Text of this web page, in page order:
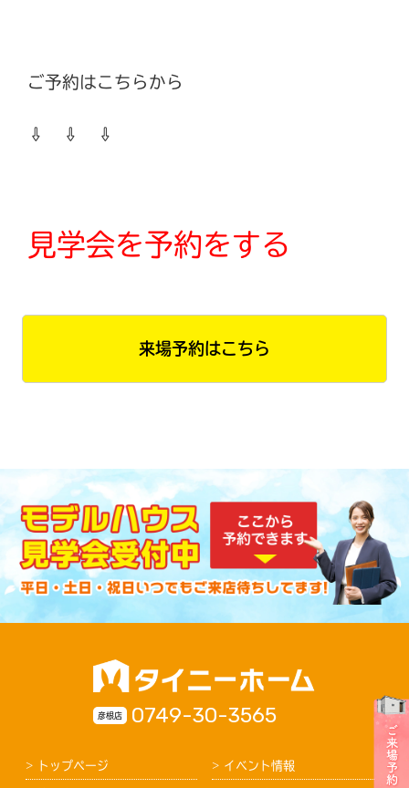
ご予約はこちらから
⇩ ⇩ ⇩
見学会を予約をする
来場予約はこちら
彦根店 0749-30-3565
トップページ イベント情報